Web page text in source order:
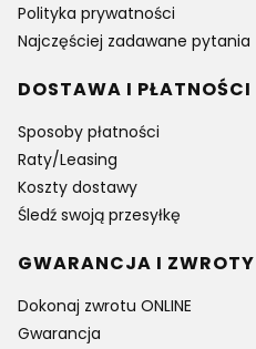
Polityka prywatności
Najczęściej zadawane pytania
DOSTAWA I PŁATNOŚCI
Sposoby płatności
Raty/Leasing
Koszty dostawy
Śledź swoją przesyłkę
GWARANCJA I ZWROTY
Dokonaj zwrotu ONLINE
Gwarancja